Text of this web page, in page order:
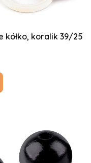
kółko, koralik 39/25